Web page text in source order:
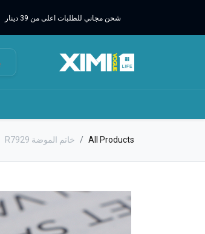
شحن مجاني للطلبات اعلى من 39 دينار
All Products خاتم الموضة R7929